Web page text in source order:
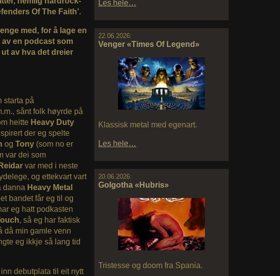
Les hele…
22.06.2026:
Venger «Times Of Legend»
Klassisk metal med egenart.
Les hele…
20.06.2026:
Golgotha «Hubris»
Tristesse og doom fra Spania.
Of The Faith’.
med, for å lage en
en podcast som
av hva det dreier
starta på
sånt folk høyrde på
heitte Heavy Duty
der eg spelte
og Tony (som no er
var dei som
Reidar var med i neste
og ettekvart vart
danna Heavy Metal
bandet får eg til og
eg hatt podkasten
, så eg har faktisk
då min gamle venn
eg ikkje så lang tid
debutplata til eit nytt